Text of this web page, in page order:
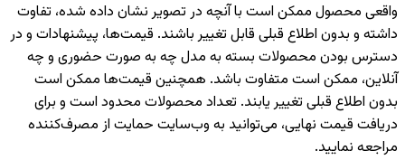
واقعی محصول ممکن است با آنچه در تصویر نشان داده شده، تفاوت
داشته و بدون اطلاع قبلی قابل تغییر باشند. قیمت‌ها، پیشنهادات و در
دسترس بودن محصولات بسته به مدل چه به صورت حضوری و چه
آنلاین، ممکن است متفاوت باشد. همچنین قیمت‌ها ممکن است
بدون اطلاع قبلی تغییر یابند. تعداد محصولات محدود است و برای
دریافت قیمت نهایی، می‌توانید به وب‌سایت حمایت از مصرف‌کننده
مراجعه نمایید.